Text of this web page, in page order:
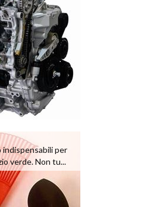
indispensabili per
verde. Non tu...